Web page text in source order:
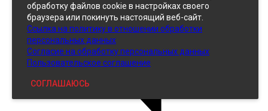
Кожзам
обработку файлов cookie в настройках своего
браузера или покинуть настоящий веб-сайт.
Ссылка на политику в отношении обработки
персональных данных
Согласие на обработку персональных данных
Пользовательское соглашение
СОГЛАШАЮСЬ